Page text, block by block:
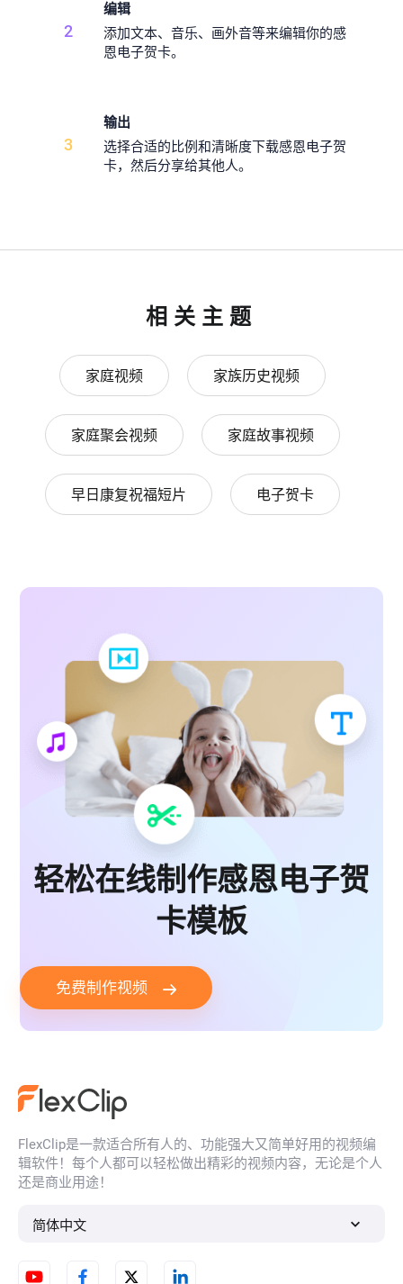
2
编辑
添加文本、音乐、画外音等来编辑你的感
恩电子贺卡。
3
输出
选择合适的比例和清晰度下载感恩电子贺
卡，然后分享给其他人。
相关主题
家庭视频 家族历史视频
家庭聚会视频 家庭故事视频
早日康复祝福短片 电子贺卡
轻松在线制作感恩电子贺
卡模板
免费制作视频
FlexClip是一款适合所有人的、功能强大又简单好用的视频编
辑软件！每个人都可以轻松做出精彩的视频内容，无论是个人
还是商业用途！
简体中文